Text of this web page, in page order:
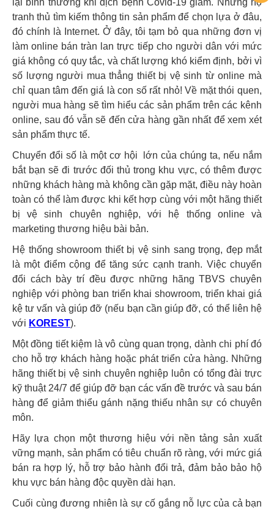
lại bình thường khi dịch bệnh Covid-19 giảm. Nhưng họ
tranh thủ tìm kiếm thông tin sản phẩm để chọn lựa ở đâu,
đó chính là Internet. Ở đây, tôi tạm bỏ qua những đơn vị
làm online bán tràn lan trực tiếp cho người dân với mức
giá không có quy tắc, và chất lượng khó kiểm định, bởi vì
số lượng người mua thẳng thiết bị vệ sinh từ online mà
chỉ quan tâm đến giá là con số rất nhỏ! Về mặt thói quen,
người mua hàng sẽ tìm hiểu các sản phẩm trên các kênh
online, sau đó vẫn sẽ đến cửa hàng gần nhất để xem xét
sản phẩm thực tế.
Chuyển đổi số là một cơ hội lớn của chúng ta, nếu nắm
bắt bạn sẽ đi trước đối thủ trong khu vực, có thêm được
những khách hàng mà không cần gặp mặt, điều này hoàn
toàn có thể làm được khi kết hợp cùng với một hãng thiết
bị vệ sinh chuyên nghiệp, với hệ thống online và
marketing thương hiệu bài bản.
Hệ thống showroom thiết bị vệ sinh sang trọng, đẹp mắt
là một điểm cộng để tăng sức cạnh tranh. Việc chuyển
đổi cách bày trí đều được những hãng TBVS chuyên
nghiệp với phòng ban triển khai showroom, triển khai giá
kệ tư vấn và giúp đỡ (nếu bạn cần giúp đỡ, có thể liên hệ
với KOREST).
Một đồng tiết kiệm là vô cùng quan trọng, dành chi phí đó
cho hỗ trợ khách hàng hoặc phát triển cửa hàng. Những
hãng thiết bị vệ sinh chuyên nghiệp luôn có tổng đài trực
kỹ thuật 24/7 để giúp đỡ bạn các vấn đề trước và sau bán
hàng để giảm thiểu gánh nặng thiếu nhân sự có chuyên
môn.
Hãy lựa chọn một thương hiệu với nền tảng sản xuất
vững mạnh, sản phẩm có tiêu chuẩn rõ ràng, với mức giá
bán ra hợp lý, hỗ trợ bảo hành đổi trả, đảm bảo bảo hộ
khu vực bán hàng độc quyền dài hạn.
Cuối cùng đương nhiên là sự cố gắng nỗ lực của cả bạn